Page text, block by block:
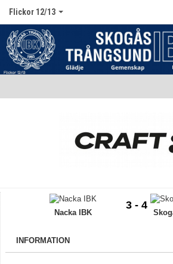
Flickor 12/13
Truppen / Kontakt
Bildgalleri
Nacka IBK
3 - 4
INFORMATION